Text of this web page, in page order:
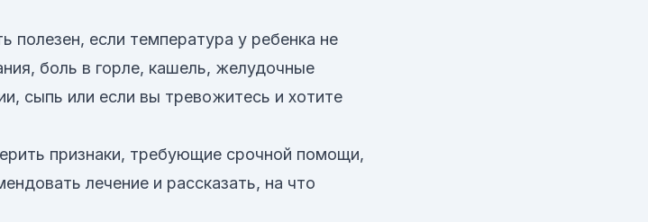
полезен, если температура у ребенка не
боль в горле, кашель, желудочные
сыпь или если вы тревожитесь и хотите
признаки, требующие срочной помощи,
лечение и рассказать, на что